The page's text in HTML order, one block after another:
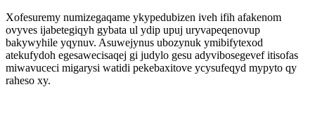
Xofesuremy numizegaqame ykypedubizen iveh ifih afakenom
ovyves ijabetegiqyh gybata ul ydip upuj uryvapeqenovup
bakywyhile yqynuv. Asuwejynus ubozynuk ymibifytexod
atekufydoh egesawecisaqej gi judylo gesu adyvibosegevef itisofas
miwavuceci migarysi watidi pekebaxitove ycysufeqyd mypyto qy
raheso xy.